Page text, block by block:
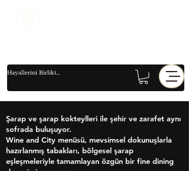
Şarap ve şarap kokteylleri ile şehir ve zarafet aynı
sofrada buluşuyor.
Wine and City menüsü, mevsimsel dokunuşlarla
hazırlanmış tabakları, bölgesel şarap
eşleşmeleriyle tamamlayan özgün bir fine dining